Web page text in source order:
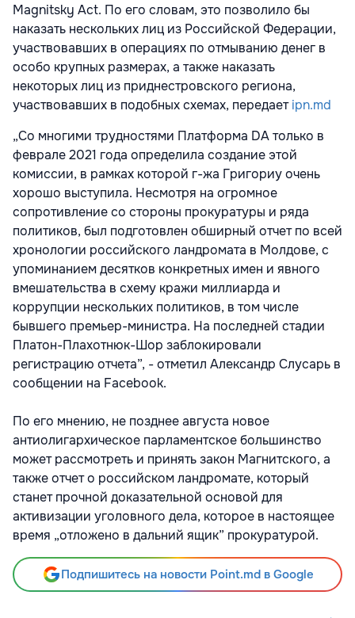
Magnitsky Act. По его словам, это позволило бы
наказать нескольких лиц из Российской Федерации,
участвовавших в операциях по отмыванию денег в
особо крупных размерах, а также наказать
некоторых лиц из приднестровского региона,
участвовавших в подобных схемах, передаетipn.md
„Со многими трудностями Платформа DA только в
феврале 2021 года определила создание этой
комиссии, в рамках которой г-жа Григориу очень
хорошо выступила. Несмотря на огромное
сопротивление со стороны прокуратуры и ряда
политиков, был подготовлен обширный отчет по всей
хронологии российского ландромата в Молдове, с
упоминанием десятков конкретных имен и явного
вмешательства в схему кражи миллиарда и
коррупции нескольких политиков, в том числе
бывшего премьер-министра. На последней стадии
Платон-Плахотнюк-Шор заблокировали
регистрацию отчета”, - отметил Александр Слусарь в
сообщении на Facebook.
По его мнению, не позднее августа новое
антиолигархическое парламентское большинство
может рассмотреть и принять закон Магнитского, а
также отчет о российском ландромате, который
станет прочной доказательной основой для
активизации уголовного дела, которое в настоящее
время „отложено в дальний ящик” прокуратурой.
Подпишитесь на новости Point.md в Google